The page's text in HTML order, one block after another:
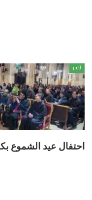
أخبار
احتفال عيد الشموع